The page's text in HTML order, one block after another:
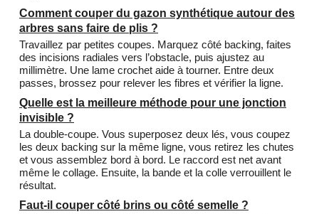
Comment couper du gazon synthétique autour des
arbres sans faire de plis ?
Travaillez par petites coupes. Marquez côté backing, faites
des incisions radiales vers l’obstacle, puis ajustez au
millimètre. Une lame crochet aide à tourner. Entre deux
passes, brossez pour relever les fibres et vérifier la ligne.
Quelle est la meilleure méthode pour une jonction
invisible ?
La double-coupe. Vous superposez deux lés, vous coupez
les deux backing sur la même ligne, vous retirez les chutes
et vous assemblez bord à bord. Le raccord est net avant
même le collage. Ensuite, la bande et la colle verrouillent le
résultat.
Faut-il couper côté brins ou côté semelle ?